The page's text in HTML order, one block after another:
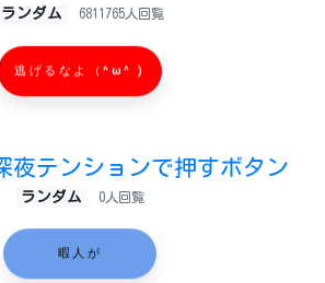
ランダム 6811765人回覧
逃げるなよ（^ω^ )
夜テンションで押すボタン
ランダム 0人回覧
暇人が